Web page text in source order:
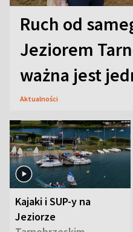
Ruch od
Jeziorem
ważna jest
Aktualności
Kajaki i SUP-y na
Jeziorze